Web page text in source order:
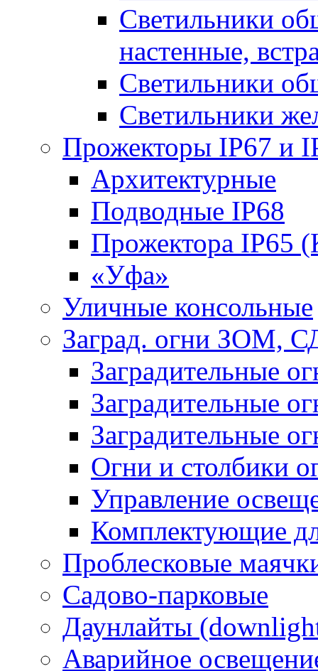
Светильники
настенные,
Светильники
Светильники
Прожекторы IP67 и
Архитектурные
Подводные IP68
Прожектора IP65
«Уфа»
Уличные консольные
Заград. огни ЗОМ,
Заградительные
Заградительные
Заградительные
Огни и столбики
Управление
Комплектующие
Проблесковые
Садово-парковые
Даунлайты
Аварийное